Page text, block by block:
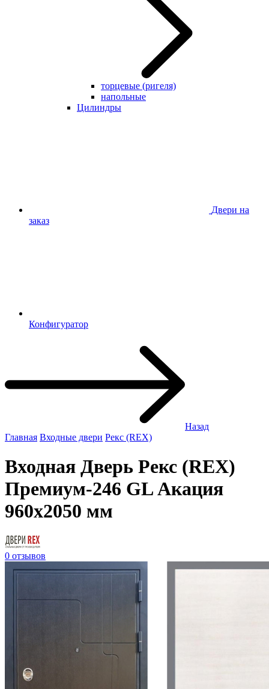
торцевые (ригеля)
напольные
Цилиндры
Двери на
заказ
Конфигуратор
Назад
Главная Входные двери Рекс (REX)
Входная Дверь Рекс (REX)
Премиум-246 GL Акация
960x2050 мм
0 отзывов